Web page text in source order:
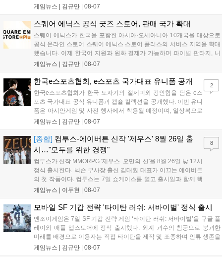
프레 모델 포토존 등 다채로운 행사가 진행된다. 유명 코스어 7인이 캐릭
세한 정보는 공식 커뮤니티에서 확인 가능하다....
게임뉴스 | 김규만 | 08-07
스퀘어 에닉스 공식 굿즈 스토어, 판매 국가 확대
스퀘어 에닉스가 한국을 포함한 아시아·오세아니아 10개국을 대상으로
공식 온라인 스토어 스퀘어 에닉스 스토어 플러스의 서비스 지역을 확대
했습니다. 이제 한국어 지원과 원화 결제가 가능하며 파이널 판타지, 니
어 등 주요 게임의 피규어, 굿즈를 구매할 수 있습니다. 신상품이 순차적
용 가능합니다....
게임뉴스 | 김규만 | 08-07
한국e스포츠협회, e스포츠 국가대표 유니폼 공개
한국e스포츠협회가 한국 도자기의 절제미와 강인함을 담은 e스
포츠 국가대표 공식 유니폼과 캡슐 컬렉션을 공개했다. 이번 유니
폼은 아시안게임 및 사전 행사에서 착용될 예정이며, 일상복으로
구성된 컬렉션은 오는 8월 28일부터 골스튜디오 공식 홈페이지
서는 대회 규정에 따라 별도의 유니폼을 착용할 계획이다....
게임뉴스 | 김규만 | 08-07
2
[종합] 컴투스-에이버튼 신작 '제우스' 8월 26일 출
시…"모두를 위한 경쟁"
컴투스가 신작 MMORPG '제우스: 오만의 신'을 8월 26일 낮 12시
정식 출시한다. 넥슨 부사장 출신 김대훤 대표가 이끄는 에이버튼
의 첫 작품이다. 컴투스는 7일 쇼케이스를 열고 출시일과 함께 핵
심 콘텐츠, 유료화 정책, 운영 방향을 공개했다. 캐릭터명 선점은
의 오만으로 균열이...
게임뉴스 | 이두현 | 08-07
8
모바일 SF 기갑 전략 '타이탄 러쉬: 서바이벌' 정식 출시
엔조이게임은 7일 SF 기갑 전략 게임 ‘타이탄 러쉬: 서바이벌’을 구글 플
레이와 애플 앱스토어에 정식 출시했다. 외계 괴수의 침공으로 붕괴한
미래를 배경으로 이용자는 직접 타이탄을 제작 및 조종하며 인류 생존을
위한 전투를 펼친다. 지휘관 모집, 피난처 운영, 연맹 협동 콘텐츠가 특징
게임뉴스 | 김규만 | 08-07